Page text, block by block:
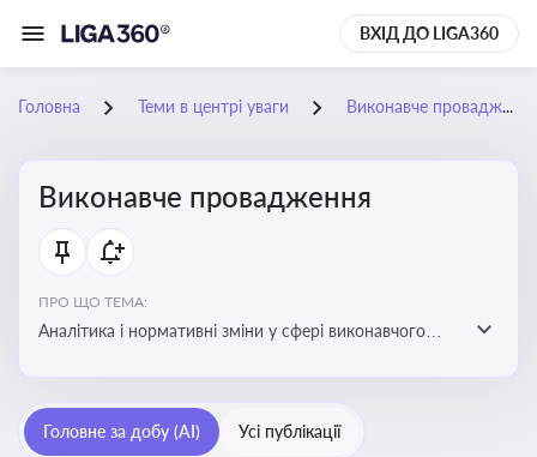
ВХІД ДО LIGA360
Головна Теми в центрі уваги Виконавче провадження
Виконавче провадження
ПРО ЩО ТЕМА:
Аналітика і нормативні зміни у сфері виконавчого
завершенню проваджень, діяльності державних і
приватних виконавців
Головне за добу (AI) Усі публікації